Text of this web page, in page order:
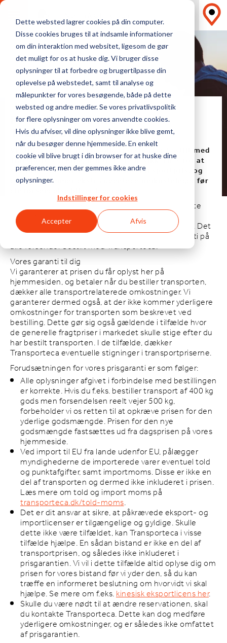
Dette websted lagrer cookies på din computer.
Disse cookies bruges til at indsamle informationer
om din interaktion med websitet, ligesom de gør
det muligt for os at huske dig. Vi bruger disse
oplysninger til at forbedre og brugertilpasse din
oplevelse på webstedet, samt til analyse og
målepunkter for vores besøgende, både på dette
websted og andre medier. Se vores privatlivspolitik
for flere oplysninger om vores anvendte cookies.
Hvis du afviser, vil dine oplysninger ikke blive gemt,
når du besøger denne hjemmeside. En enkelt
cookie vil blive brugt i din browser for at huske dine
præferencer, men der gemmes ikke andre
oplysninger.
Indstillinger for cookies
Accepter Afvis
BETINGELSER
Prisgaranti med
Transporteca
Vi stiller prisgaranti på alle transporter bestilt med
Transporteca. Prisgarantien er din sikkerhed for at
den pris du betaler er den totale transportpris, og
der ikke kommer ekstra uventede omkostninger før
Hos Transporteca mener vi at importører alt for ofte
bliver mødt af uventede og skuffende
ekstraomkostninger i løbet af transportprocessen. Det
ønsker vi at gøre op med. Derfor stiller vi prisgaranti på
alle forsender bestilt med Transporteca.
Vores garanti til dig
Vi garanterer at prisen du får oplyst her på
hjemmesiden, og betaler når du bestiller transporten,
dækker alle transportrelaterede omkostninger. Vi
garanterer dermed også, at der ikke kommer yderligere
omkostninger for transporten som beskrevet ved
bestilling. Dette gør sig også gældende i tilfælde hvor
de generelle fragtpriser i markedet skulle stige efter du
har bestilt transporten. I de tilfælde, dækker
Transporteca eventuelle stigninger i transportpriserne.
Forudsætningen for vores prisgaranti er som følger:
Alle oplysninger afgivet i forbindelse med bestillingen
er korrekte. Hvis du f.eks. bestiller transport af 400 kg
gods men forsendelsen reelt vejer 500 kg,
forbeholder vi os retten til at opkræve prisen for den
yderlige godsmængde. Prisen for den nye
godsmængde fastsættes ud fra dagsprisen på vores
hjemmeside.
Ved import til EU fra lande udenfor EU, pålægger
myndighederne de importerede varer eventuel told
og punktafgifter, samt importmoms. Disse er ikke en
del af transporten og dermed ikke inkluderet i prisen.
Læs mere om told og import moms på
transporteca.dk/told-moms.
Det er dit ansvar at sikre, at påkrævede eksport- og
importlicenser er tilgængelige og gyldige. Skulle
dette ikke være tilfældet, kan Transporteca i visse
tilfælde hjælpe. En sådan bistand er ikke en del af
transportprisen, og således ikke inkluderet i
prisgarantien. Vi vil i dette tilfælde altid oplyse dig om
prisen for vores bistand før vi yder den, så du kan
træffe en informeret beslutning om hvorvidt vi skal
hjælpe. Se mere om f.eks.kinesisk eksportlicens her.
Skulle du være nødt til at ændre reservationen, skal
du kontakte Transporteca. Dette kan dog medføre
yderligere omkostninger, og er således ikke omfattet
af prisgarantien.